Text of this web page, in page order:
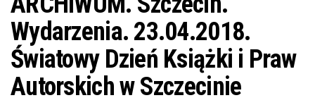
Wydarzenia. 23.04.2018.
Światowy Dzień Książki i Praw
Autorskich w Szczecinie